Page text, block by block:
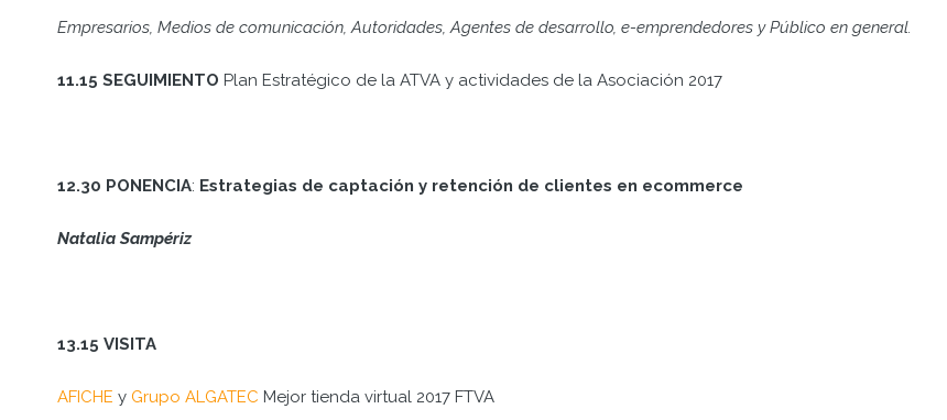
Empresarios, Medios de comunicación, Autoridades, Agentes de desarrollo, e-emprendedores y Público en general.
11.15 SEGUIMIENTO Plan Estratégico de la ATVA y actividades de la Asociación 2017
12.30 PONENCIA: Estrategias de captación y retención de clientes en ecommerce
Natalia Sampériz
13.15 VISITA
AFICHE y Grupo ALGATEC Mejor tienda virtual 2017 FTVA